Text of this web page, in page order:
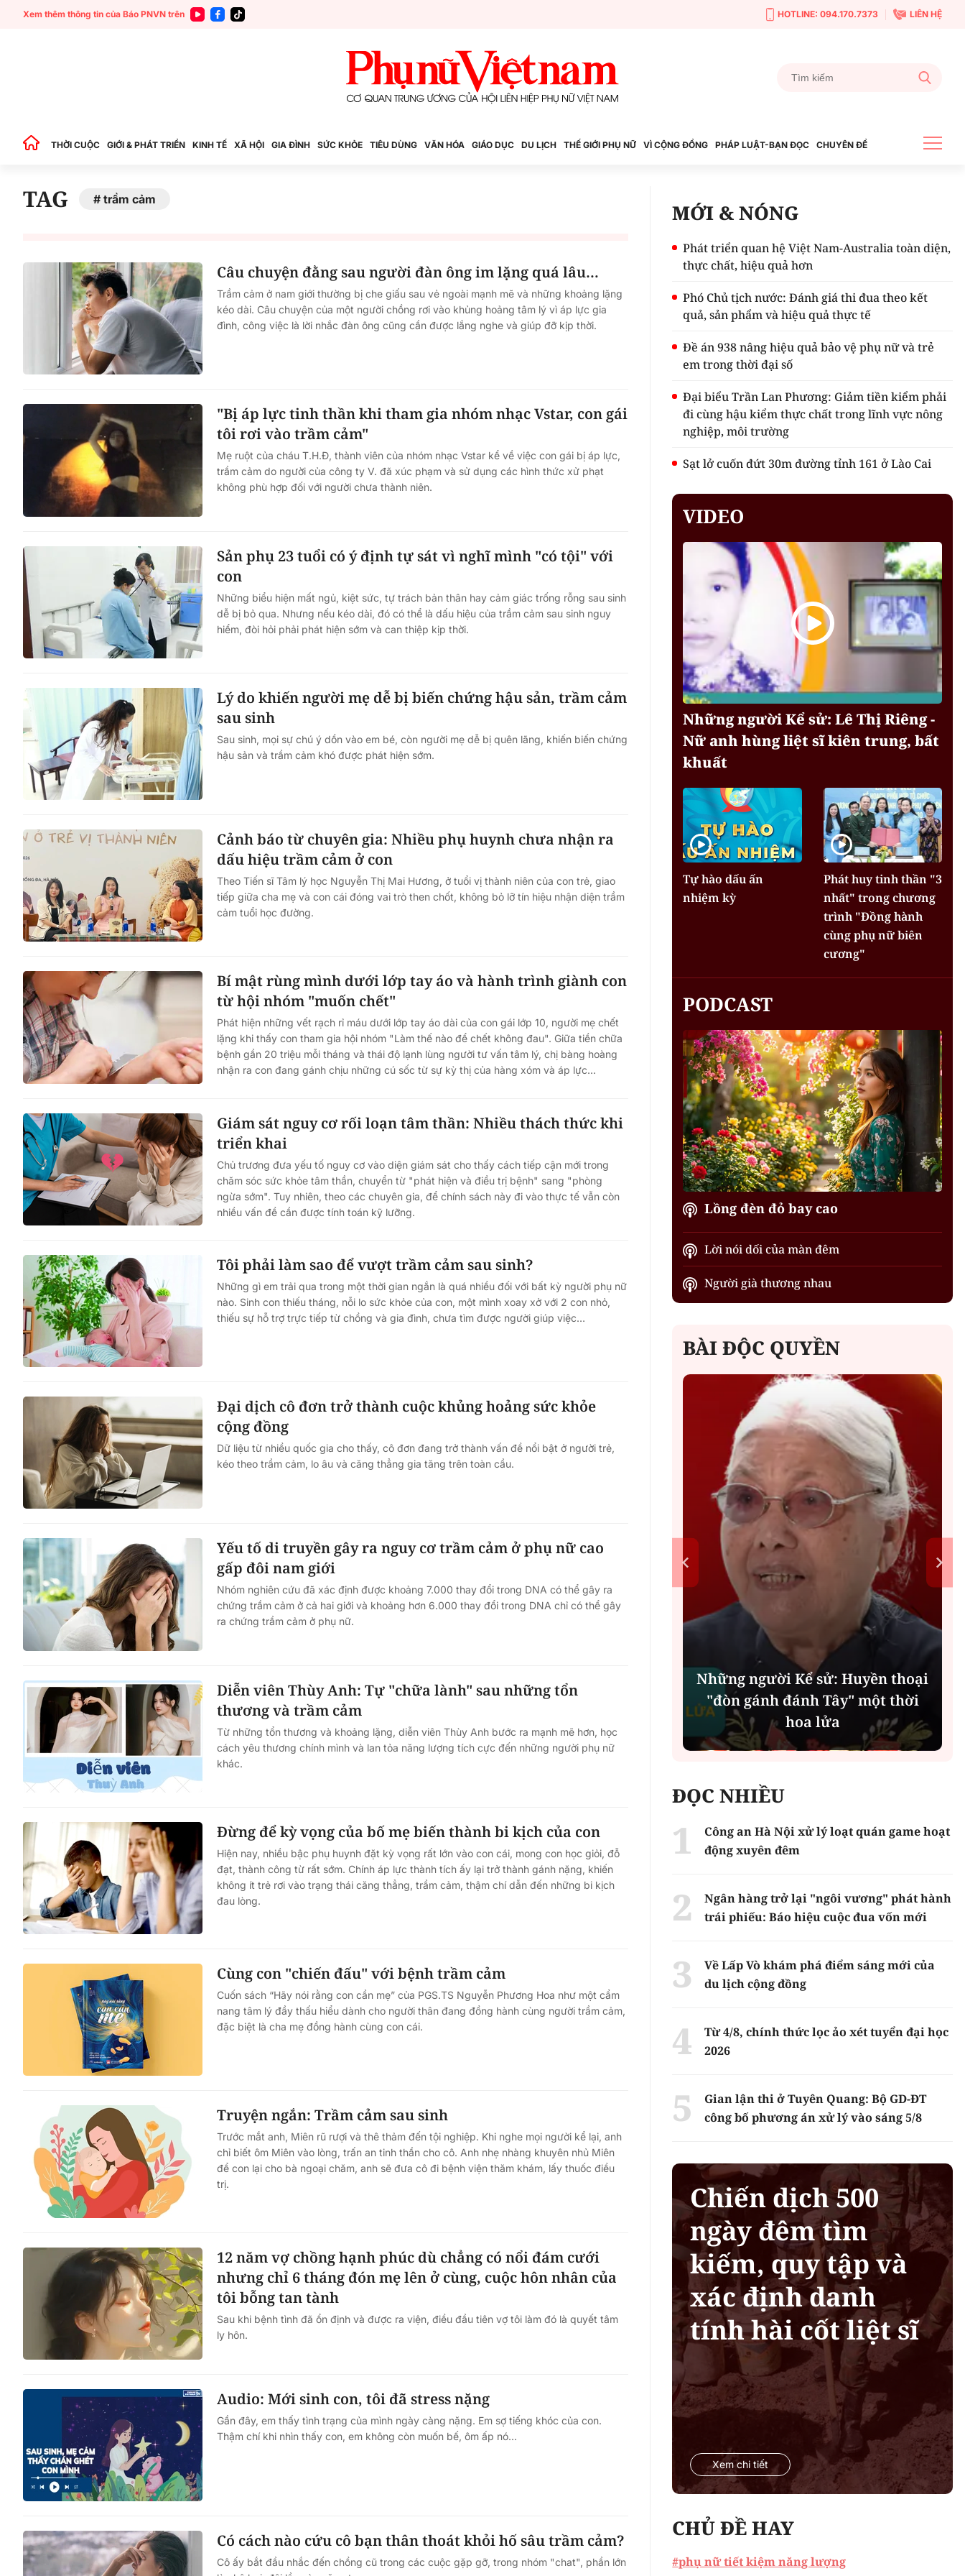
Xem thêm thông tin của Báo PNVN trên HOTLINE: 094.170.7373 LIÊN HỆ
THỜI CUỘC GIỚI & PHÁT TRIỂN KINH TẾ XÃ HỘI GIA ĐÌNH SỨC KHỎE TIÊU DÙNG VĂN HÓA GIÁO DỤC DU LỊCH THẾ GIỚI PHỤ NỮ VÌ CỘNG ĐỒNG PHÁP LUẬT-BẠN ĐỌC CHUYÊN ĐỀ
TAG trầm cảm
Câu chuyện đằng sau người đàn ông im lặng quá lâu…
Trầm cảm ở nam giới thường bị che giấu sau vẻ ngoài mạnh mẽ và những khoảng lặng
kéo dài. Câu chuyện của một người chồng rơi vào khủng hoảng tâm lý vì áp lực gia
đình, công việc là lời nhắc đàn ông cũng cần được lắng nghe và giúp đỡ kịp thời.
"Bị áp lực tinh thần khi tham gia nhóm nhạc Vstar, con gái
tôi rơi vào trầm cảm"
Mẹ ruột của cháu T.H.Đ, thành viên của nhóm nhạc Vstar kể về việc con gái bị áp lực,
trầm cảm do người của công ty V. đã xúc phạm và sử dụng các hình thức xử phạt
không phù hợp đối với người chưa thành niên.
Sản phụ 23 tuổi có ý định tự sát vì nghĩ mình "có tội" với
con
Những biểu hiện mất ngủ, kiệt sức, tự trách bản thân hay cảm giác trống rỗng sau sinh
dễ bị bỏ qua. Nhưng nếu kéo dài, đó có thể là dấu hiệu của trầm cảm sau sinh nguy
hiểm, đòi hỏi phải phát hiện sớm và can thiệp kịp thời.
Lý do khiến người mẹ dễ bị biến chứng hậu sản, trầm cảm
sau sinh
Sau sinh, mọi sự chú ý dồn vào em bé, còn người mẹ dễ bị quên lãng, khiến biến chứng
hậu sản và trầm cảm khó được phát hiện sớm.
Cảnh báo từ chuyên gia: Nhiều phụ huynh chưa nhận ra
dấu hiệu trầm cảm ở con
Theo Tiến sĩ Tâm lý học Nguyễn Thị Mai Hương, ở tuổi vị thành niên của con trẻ, giao
tiếp giữa cha mẹ và con cái đóng vai trò then chốt, không bỏ lỡ tín hiệu nhận diện trầm
cảm tuổi học đường.
Bí mật rùng mình dưới lớp tay áo và hành trình giành con
từ hội nhóm "muốn chết"
Phát hiện những vết rạch rỉ máu dưới lớp tay áo dài của con gái lớp 10, người mẹ chết
lặng khi thấy con tham gia hội nhóm "Làm thế nào để chết không đau". Giữa tiền chữa
bệnh gần 20 triệu mỗi tháng và thái độ lạnh lùng người tư vấn tâm lý, chị bàng hoàng
nhận ra con đang gánh chịu những cú sốc từ sự kỳ thị của hàng xóm và áp lực...
Giám sát nguy cơ rối loạn tâm thần: Nhiều thách thức khi
triển khai
Chủ trương đưa yếu tố nguy cơ vào diện giám sát cho thấy cách tiếp cận mới trong
chăm sóc sức khỏe tâm thần, chuyển từ "phát hiện và điều trị bệnh" sang "phòng
ngừa sớm". Tuy nhiên, theo các chuyên gia, để chính sách này đi vào thực tế vẫn còn
nhiều vấn đề cần được tính toán kỹ lưỡng.
Tôi phải làm sao để vượt trầm cảm sau sinh?
Những gì em trải qua trong một thời gian ngắn là quá nhiều đối với bất kỳ người phụ nữ
nào. Sinh con thiếu tháng, nỗi lo sức khỏe của con, một mình xoay xở với 2 con nhỏ,
thiếu sự hỗ trợ trực tiếp từ chồng và gia đình, chưa tìm được người giúp việc…
Đại dịch cô đơn trở thành cuộc khủng hoảng sức khỏe
cộng đồng
Dữ liệu từ nhiều quốc gia cho thấy, cô đơn đang trở thành vấn đề nổi bật ở người trẻ,
kéo theo trầm cảm, lo âu và căng thẳng gia tăng trên toàn cầu.
Yếu tố di truyền gây ra nguy cơ trầm cảm ở phụ nữ cao
gấp đôi nam giới
Nhóm nghiên cứu đã xác định được khoảng 7.000 thay đổi trong DNA có thể gây ra
chứng trầm cảm ở cả hai giới và khoảng hơn 6.000 thay đổi trong DNA chỉ có thể gây
ra chứng trầm cảm ở phụ nữ.
Diễn viên Thùy Anh: Tự "chữa lành" sau những tổn
thương và trầm cảm
Từ những tổn thương và khoảng lặng, diễn viên Thùy Anh bước ra mạnh mẽ hơn, học
cách yêu thương chính mình và lan tỏa năng lượng tích cực đến những người phụ nữ
khác.
Đừng để kỳ vọng của bố mẹ biến thành bi kịch của con
Hiện nay, nhiều bậc phụ huynh đặt kỳ vọng rất lớn vào con cái, mong con học giỏi, đỗ
đạt, thành công từ rất sớm. Chính áp lực thành tích ấy lại trở thành gánh nặng, khiến
không ít trẻ rơi vào trạng thái căng thẳng, trầm cảm, thậm chí dẫn đến những bi kịch
đau lòng.
Cùng con "chiến đấu" với bệnh trầm cảm
Cuốn sách “Hãy nói rằng con cần mẹ” của PGS.TS Nguyễn Phương Hoa như một cẩm
nang tâm lý đầy thấu hiểu dành cho người thân đang đồng hành cùng người trầm cảm,
đặc biệt là cha mẹ đồng hành cùng con cái.
Truyện ngắn: Trầm cảm sau sinh
Trước mắt anh, Miên rũ rượi và thê thảm đến tội nghiệp. Khi nghe mọi người kể lại, anh
chỉ biết ôm Miên vào lòng, trấn an tinh thần cho cô. Anh nhẹ nhàng khuyên nhủ Miên
để con lại cho bà ngoại chăm, anh sẽ đưa cô đi bệnh viện thăm khám, lấy thuốc điều
trị.
12 năm vợ chồng hạnh phúc dù chẳng có nổi đám cưới
nhưng chỉ 6 tháng đón mẹ lên ở cùng, cuộc hôn nhân của
tôi bỗng tan tành
Sau khi bệnh tình đã ổn định và được ra viện, điều đầu tiên vợ tôi làm đó là quyết tâm
ly hôn.
Audio: Mới sinh con, tôi đã stress nặng
Gần đây, em thấy tình trạng của mình ngày càng nặng. Em sợ tiếng khóc của con.
Thậm chí khi nhìn thấy con, em không còn muốn bế, ôm ấp nó...
Có cách nào cứu cô bạn thân thoát khỏi hố sâu trầm cảm?
Cô ấy bắt đầu nhắc đến chồng cũ trong các cuộc gặp gỡ, trong nhóm "chat", phần lớn
MỚI & NÓNG
Phát triển quan hệ Việt Nam-Australia toàn diện,
thực chất, hiệu quả hơn
Phó Chủ tịch nước: Đánh giá thi đua theo kết
quả, sản phẩm và hiệu quả thực tế
Đề án 938 nâng hiệu quả bảo vệ phụ nữ và trẻ
em trong thời đại số
Đại biểu Trần Lan Phương: Giảm tiền kiểm phải
đi cùng hậu kiểm thực chất trong lĩnh vực nông
nghiệp, môi trường
Sạt lở cuốn đứt 30m đường tỉnh 161 ở Lào Cai
VIDEO
Những người Kể sử: Lê Thị Riêng -
Nữ anh hùng liệt sĩ kiên trung, bất
khuất
Tự hào dấu ấn
nhiệm kỳ
Phát huy tinh thần "3
nhất" trong chương
trình "Đồng hành
cùng phụ nữ biên
cương"
PODCAST
Lồng đèn đỏ bay cao
Lời nói dối của màn đêm
Người già thương nhau
BÀI ĐỘC QUYỀN
Vai trò của Hội LHPN Việt Nam
trong thúc đẩy tiến trình chuyển
đổi số quốc gia và phát triển công
dân số
Tín hiệu nợ phía sau lợi nhuận
Những người Kể sử: Huyền thoại
"đòn gánh đánh Tây" một thời
hoa lửa
ĐỌC NHIỀU
Công an Hà Nội xử lý loạt quán game hoạt
động xuyên đêm
Ngân hàng trở lại "ngôi vương" phát hành
trái phiếu: Báo hiệu cuộc đua vốn mới
Về Lấp Vò khám phá điểm sáng mới của
du lịch cộng đồng
Từ 4/8, chính thức lọc ảo xét tuyển đại học
2026
Gian lận thi ở Tuyên Quang: Bộ GD-ĐT
công bố phương án xử lý vào sáng 5/8
Chiến dịch 500
ngày đêm tìm
kiếm, quy tập và
xác định danh
tính hài cốt liệt sĩ
Xem chi tiết
CHỦ ĐỀ HAY
#phụ nữ tiết kiệm năng lượng